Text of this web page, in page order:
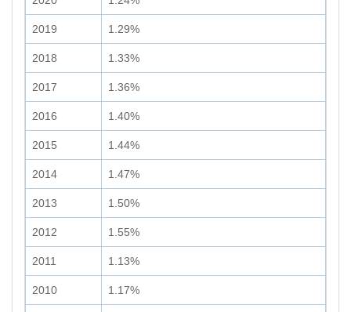
2019 1.29%
2018 1.33%
2017 1.36%
2016 1.40%
2015 1.44%
2014 1.47%
2013 1.50%
2012 1.55%
2011 1.13%
2010 1.17%